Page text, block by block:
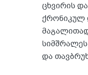
ცხვირის
ქრონიკულ
და